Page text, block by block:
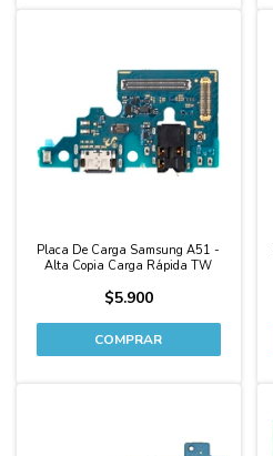
Placa De Carga Samsung A51 -
Alta Copia Carga Rápida TW
$5.900